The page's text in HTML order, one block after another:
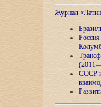
Журнал
СССР и